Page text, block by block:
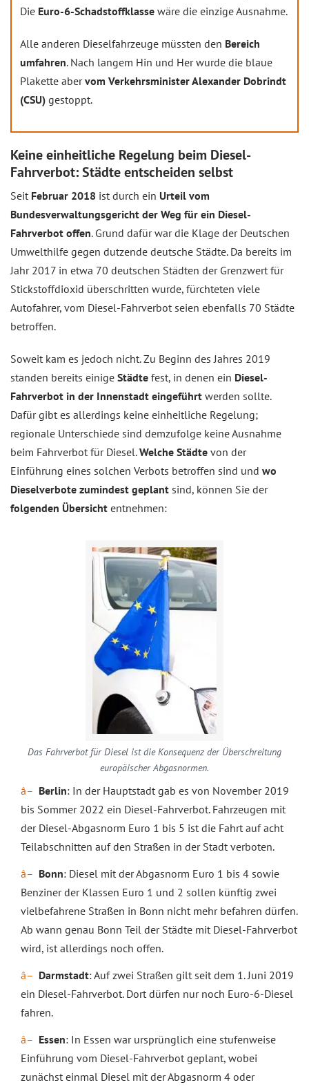
Die Euro-6-Schadstoffklasse wäre die einzige Ausnahme.
Alle anderen Dieselfahrzeuge müssten den Bereich
umfahren. Nach langem Hin und Her wurde die blaue
Plakette abervom Verkehrsminister Alexander Dobrindt
(CSU) gestoppt.
Keine einheitliche Regelung beim Diesel-
Fahrverbot: Städte entscheiden selbst
Seit Februar 2018 ist durch ein Urteil vom
Bundesverwaltungsgericht der Weg für ein Diesel-
Fahrverbot offen. Grund dafür war die Klage der Deutschen
Umwelthilfe gegen dutzende deutsche Städte. Da bereits im
Jahr 2017 in etwa 70 deutschen Städten der Grenzwert für
Stickstoffdioxid überschritten wurde, fürchteten viele
Autofahrer, vom Diesel-Fahrverbot seien ebenfalls 70 Städte
betroffen.
Soweit kam es jedoch nicht. Zu Beginn des Jahres 2019
standen bereits einige Städte fest, in denen ein Diesel-
Fahrverbot in der Innenstadt eingeführt werden sollte.
Dafür gibt es allerdings keine einheitliche Regelung;
regionale Unterschiede sind demzufolge keine Ausnahme
beim Fahrverbot für Diesel.Welche Städte von der
Einführung eines solchen Verbots betroffen sind und wo
Dieselverbote zumindest geplant sind, können Sie der
folgenden Übersicht entnehmen:
Das Fahrverbot für Diesel ist die Konsequenz der Überschreitung
europäischer Abgasnormen.
Berlin: In der Hauptstadt gab es von November 2019
bis Sommer 2022 ein Diesel-Fahrverbot. Fahrzeugen mit
der Diesel-Abgasnorm Euro 1 bis 5 ist die Fahrt auf acht
Teilabschnitten auf den Straßen in der Stadt verboten.
Bonn: Diesel mit der Abgasnorm Euro 1 bis 4 sowie
Benziner der Klassen Euro 1 und 2 sollen künftig zwei
vielbefahrene Straßen in Bonn nicht mehr befahren dürfen.
Ab wann genau Bonn Teil der Städte mit Diesel-Fahrverbot
wird, ist allerdings noch offen.
Darmstadt: Auf zwei Straßen gilt seit dem 1. Juni 2019
ein Diesel-Fahrverbot. Dort dürfen nur noch Euro-6-Diesel
fahren.
Essen: In Essen war ursprünglich eine stufenweise
Einführung vom Diesel-Fahrverbot geplant, wobei
zunächst einmal Diesel mit der Abgasnorm 4 oder